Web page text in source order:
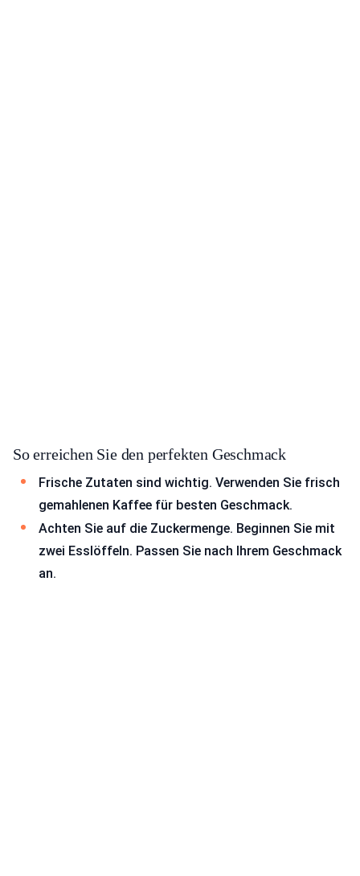
So erreichen Sie den perfekten Geschmack
Frische Zutaten sind wichtig. Verwenden Sie frisch
gemahlenen Kaffee für besten Geschmack.
Achten Sie auf die Zuckermenge. Beginnen Sie mit
zwei Esslöffeln. Passen Sie nach Ihrem Geschmack
an.